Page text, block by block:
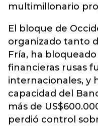
multimillonario
El bloque de
organizado tanto
Fría, ha
financieras rusas
internacionales, y
capacidad del
más de
perdió control